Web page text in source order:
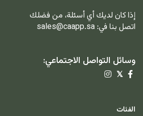
إذا كان لديك أي أسئلة، من فضلك
اتصل بنا في: sales@caapp.sa
وسائل التواصل الاجتماعي:
𝕏
الفئات